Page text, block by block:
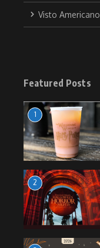
Visto Americano
Featured Posts
1
2